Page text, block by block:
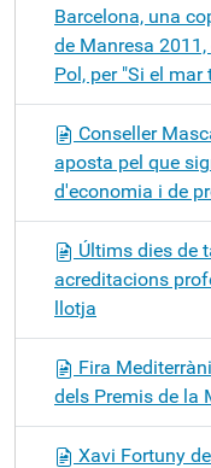
Barcelona, una
de Manresa
Pol, per "Si el
Conseller
aposta pel que
d'economia i de
Últims dies de
acreditacions
llotja
Fira
dels Premis de la
Xavi Fortuny